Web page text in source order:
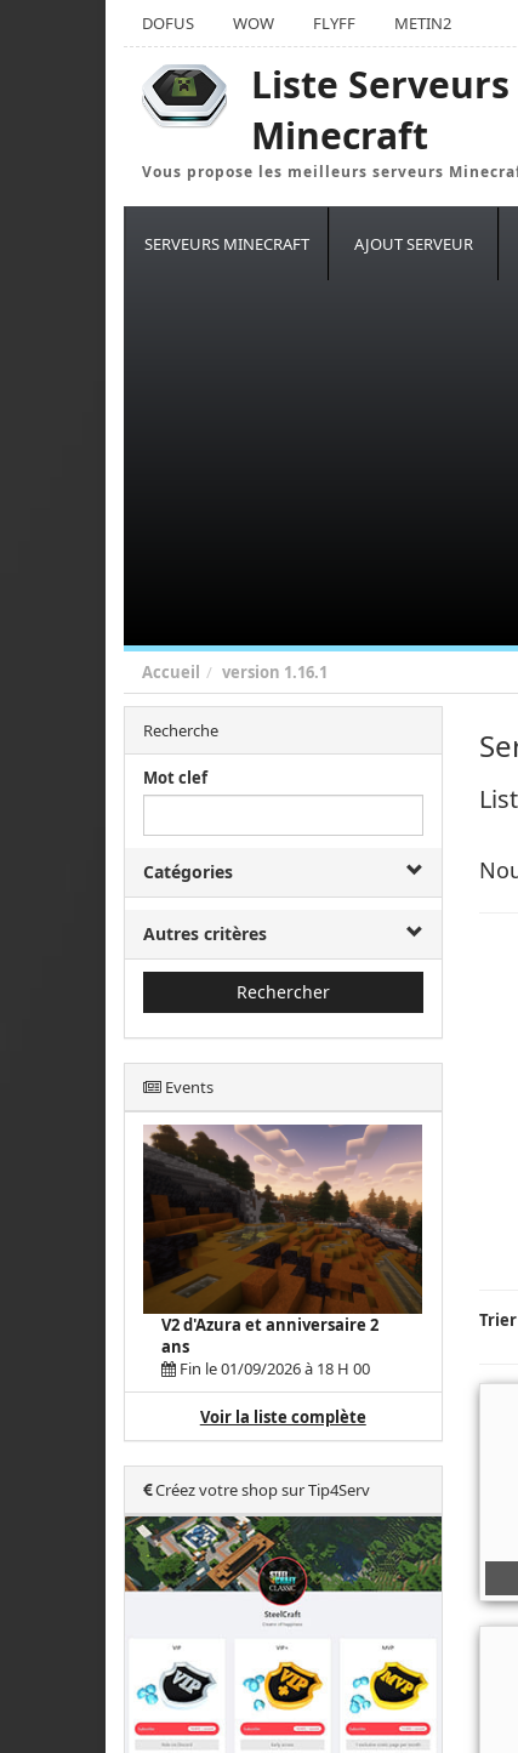
DOFUS WOW FLYFF METIN2
Liste Serveurs
Minecraft
Vous propose les meilleurs serveurs
SERVEURS MINECRAFT AJOUT SERVEUR
Accueil version 1.16.1
Recherche
Mot clef
Catégories
Autres critères
Rechercher
Events
V2 d'Azura et anniversaire 2
ans
Fin le 01/09/2026 à 18 H 00
Voir la liste complète
Créez votre shop sur Tip4Serv